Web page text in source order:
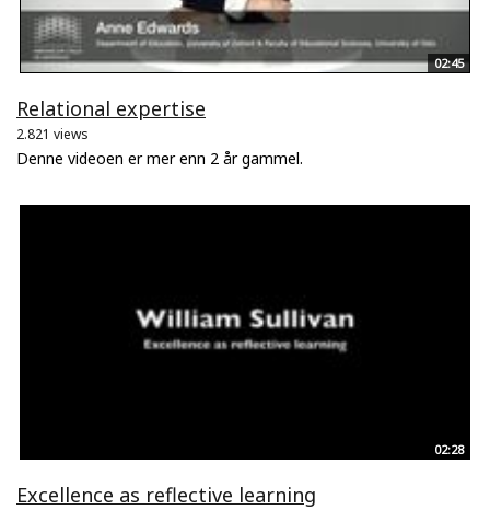
02:45
Relational expertise
2.821 views
Denne videoen er mer enn 2 år gammel.
02:28
Excellence as reflective learning